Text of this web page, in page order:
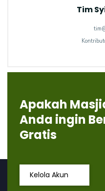
Tim
Apakah
Anda ingin
Gratis
Kelola Akun